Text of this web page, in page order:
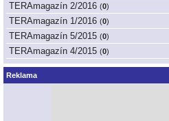
TERAmagazín 2/2016 (0)
TERAmagazín 1/2016 (0)
TERAmagazín 5/2015 (0)
TERAmagazín 4/2015 (0)
Reklama